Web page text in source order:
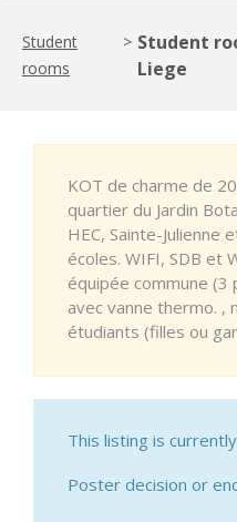
Student
rooms
> Student
Liege
KOT de charme de
quartier du Jardin
HEC, Sainte-Julienne
écoles. WIFI, SDB et
équipée commune (3
avec vanne thermo. ,
étudiants (filles ou
This listing is
Poster decision or